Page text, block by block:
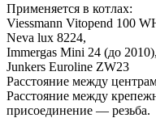
Применяется в котлах:
Viessmann Vitopend 100
Neva lux 8224,
Immergas Mini 24 (до 2010),
Junkers Euroline ZW23
Расстояние между
Расстояние между
присоединение — резьба.